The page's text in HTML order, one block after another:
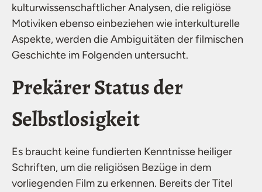
kulturwissenschaftlicher Analysen, die religiöse
Motiviken ebenso einbeziehen wie interkulturelle
Aspekte, werden die Ambiguitäten der filmischen
Geschichte im Folgenden untersucht.
Prekärer Status der
Selbstlosigkeit
Es braucht keine fundierten Kenntnisse heiliger
Schriften, um die religiösen Bezüge in dem
vorliegenden Film zu erkennen. Bereits der Titel